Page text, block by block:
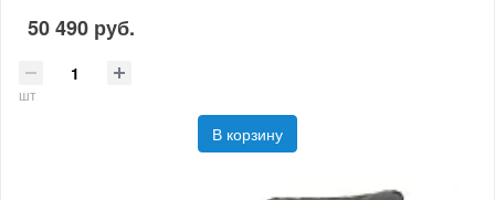
50 490 руб.
шт
В корзину